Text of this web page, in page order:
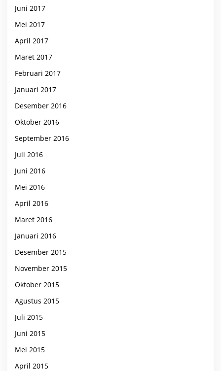
Juni 2017
Mei 2017
April 2017
Maret 2017
Februari 2017
Januari 2017
Desember 2016
Oktober 2016
September 2016
Juli 2016
Juni 2016
Mei 2016
April 2016
Maret 2016
Januari 2016
Desember 2015
November 2015
Oktober 2015
Agustus 2015
Juli 2015
Juni 2015
Mei 2015
April 2015